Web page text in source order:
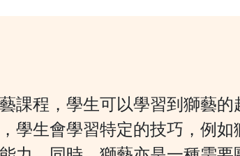
課程，學生可以學習到獅藝
學生會學習特定的技巧，例